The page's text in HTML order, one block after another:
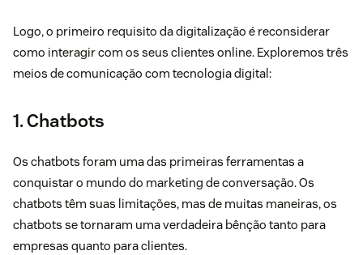
Logo, o primeiro requisito da digitalização é reconsiderar
como interagir com os seus clientes online. Exploremos três
meios de comunicação com tecnologia digital:
1. Chatbots
Os chatbots foram uma das primeiras ferramentas a
conquistar o mundo do marketing de conversação. Os
chatbots têm suas limitações, mas de muitas maneiras, os
chatbots se tornaram uma verdadeira bênção tanto para
empresas quanto para clientes.